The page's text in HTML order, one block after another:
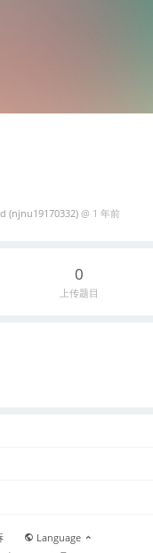
(njnu19170332) @ 1 年前
0
上传题目
Language